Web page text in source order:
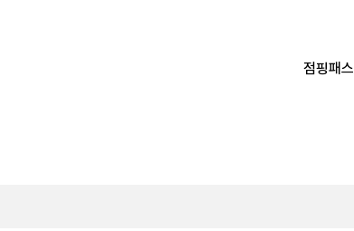
점핑패스